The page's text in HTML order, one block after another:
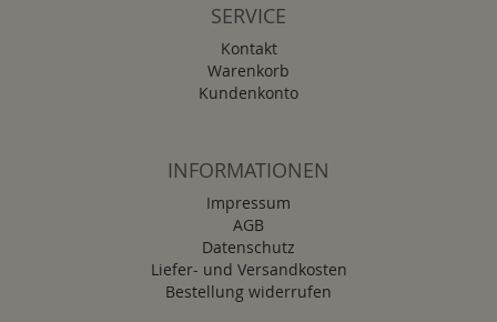
SERVICE
Kontakt
Warenkorb
Kundenkonto
INFORMATIONEN
Impressum
AGB
Datenschutz
Liefer- und Versandkosten
Bestellung widerrufen